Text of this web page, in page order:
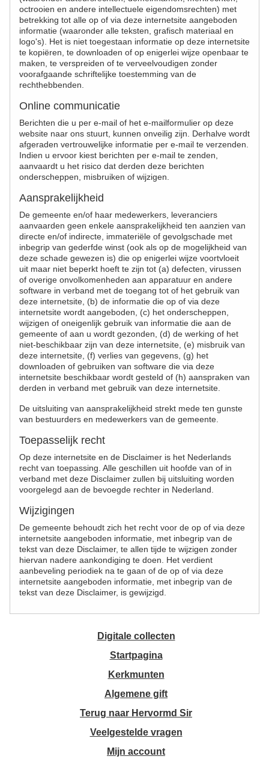
octrooien en andere intellectuele eigendomsrechten) met
betrekking tot alle op of via deze internetsite aangeboden
informatie (waaronder alle teksten, grafisch materiaal en
logo's). Het is niet toegestaan informatie op deze internetsite
te kopiëren, te downloaden of op enigerlei wijze openbaar te
maken, te verspreiden of te verveelvoudigen zonder
voorafgaande schriftelijke toestemming van de
rechthebbenden.
Online communicatie
Berichten die u per e-mail of het e-mailformulier op deze
website naar ons stuurt, kunnen onveilig zijn. Derhalve wordt
afgeraden vertrouwelijke informatie per e-mail te verzenden.
Indien u ervoor kiest berichten per e-mail te zenden,
aanvaardt u het risico dat derden deze berichten
onderscheppen, misbruiken of wijzigen.
Aansprakelijkheid
De gemeente en/of haar medewerkers, leveranciers
aanvaarden geen enkele aansprakelijkheid ten aanzien van
directe en/of indirecte, immateriële of gevolgschade met
inbegrip van gederfde winst (ook als op de mogelijkheid van
deze schade gewezen is) die op enigerlei wijze voortvloeit
uit maar niet beperkt hoeft te zijn tot (a) defecten, virussen
of overige onvolkomenheden aan apparatuur en andere
software in verband met de toegang tot of het gebruik van
deze internetsite, (b) de informatie die op of via deze
internetsite wordt aangeboden, (c) het onderscheppen,
wijzigen of oneigenlijk gebruik van informatie die aan de
gemeente of aan u wordt gezonden, (d) de werking of het
niet-beschikbaar zijn van deze internetsite, (e) misbruik van
deze internetsite, (f) verlies van gegevens, (g) het
downloaden of gebruiken van software die via deze
internetsite beschikbaar wordt gesteld of (h) aanspraken van
derden in verband met gebruik van deze internetsite.
De uitsluiting van aansprakelijkheid strekt mede ten gunste
van bestuurders en medewerkers van de gemeente.
Toepasselijk recht
Op deze internetsite en de Disclaimer is het Nederlands
recht van toepassing. Alle geschillen uit hoofde van of in
verband met deze Disclaimer zullen bij uitsluiting worden
voorgelegd aan de bevoegde rechter in Nederland.
Wijzigingen
De gemeente behoudt zich het recht voor de op of via deze
internetsite aangeboden informatie, met inbegrip van de
tekst van deze Disclaimer, te allen tijde te wijzigen zonder
hiervan nadere aankondiging te doen. Het verdient
aanbeveling periodiek na te gaan of de op of via deze
internetsite aangeboden informatie, met inbegrip van de
tekst van deze Disclaimer, is gewijzigd.
Digitale collecten
Startpagina
Kerkmunten
Algemene gift
Terug naar Hervormd Sir
Veelgestelde vragen
Mijn account